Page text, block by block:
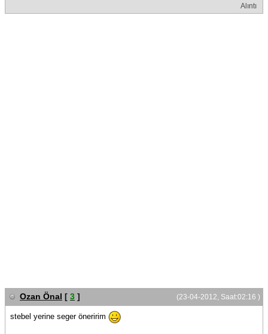
Alıntı
(23-04-2012, Saat:02:16 )
Ozan Önal [ 3 ]
stebel yerine seger öneririm